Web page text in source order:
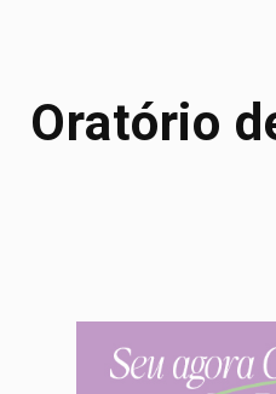
Oratório